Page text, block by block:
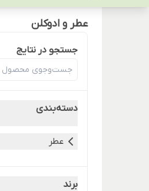
عطر و ادوکلن
جستجو در نتایج
دسته‌بندی
عطر
برند